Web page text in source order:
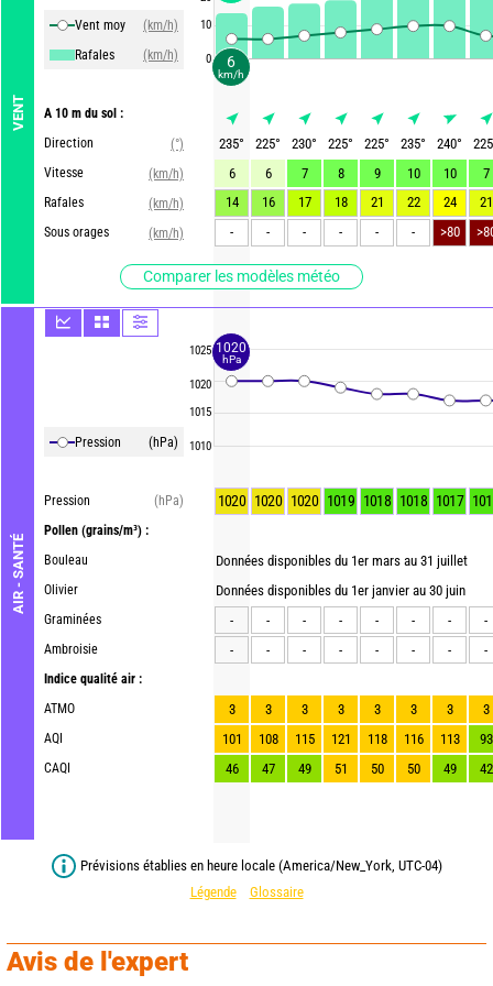
VENT
Vent moy
(km/h)
Rafales
(km/h)
A 10 m du sol :
Direction
(°)
Vitesse
(km/h)
Rafales
(km/h)
Sous orages
(km/h)
Comparer les modèles météo
AIR - SANTÉ
Pression (hPa)
Pression
(hPa)
Pollen (grains/m³) :
Bouleau
Olivier
Graminées
Ambroisie
Indice qualité air :
ATMO
AQI
CAQI
10
0
1025
1020
1015
1010
235° 225° 230° 225° 225° 235° 240°
225
6
6 7 8 9 10 10
7
14
16 17 18 21 22 24
21
-
- - - - - >80
1020 1020 1020 1019 1018 1018 1017
Données disponibles du 1er mars au 31 juillet
Données disponibles du 1er janvier au 30 juin
-
- - - - - -
-
-
- - - - - - -
3 3 3 3 3 3 3
3
101
108 115 121 118 116 113
93
46
47 49 51 50 50 49 42
Prévisions établies en heure locale (America/New_York, UTC-04)
Légende
Glossaire
Avis de l'expert
6
km/h
1020
hPa